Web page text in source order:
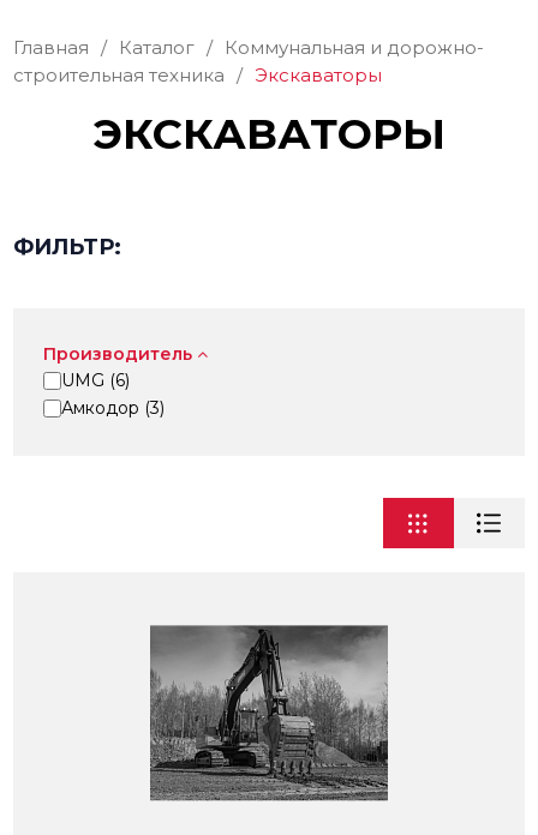
Главная / Каталог /
Коммунальная и дорожно-
строительная техника / Экскаваторы
ЭКСКАВАТОРЫ
ФИЛЬТР:
Производитель
UMG (6)
Амкодор (3)